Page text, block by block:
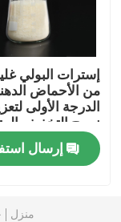
مستحلب الطعام E471
مستحلب
مستحلبات غذائية
أحادي
أحادي وثنائي
إسترات البولي
من الأحماض
الدرجة الأولى
نسيج التخفيف
إرسال
منزل